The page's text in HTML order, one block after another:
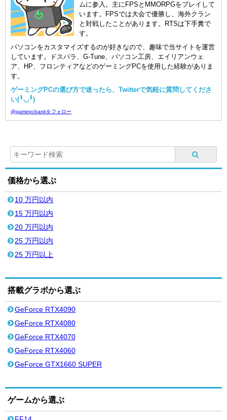
ムに参入。主にFPSとMMORPGをプレイして
います。FPSでは大会で優勝し、海外クラン
と対戦したことがあります。RTSは下手糞で
す。
パソコンをカスタマイズするのが好きなので、趣味で当サイトを運営
しています。ドスパラ、G-Tune、パソコン工房、エイリアンウェ
ア、HP、フロンティアなどのゲーミングPCを使用した経験がありま
す。
ゲーミングPCの選び方で迷ったら、Twitterで気軽に質問してくださ
い(╹◡╹)
@gamepcbankをフォロー
価格から選ぶ
10 万円以内
15 万円以内
20 万円以内
25 万円以内
25 万円以上
搭載グラボから選ぶ
GeForce RTX4090
GeForce RTX4080
GeForce RTX4070
GeForce RTX4060
GeForce GTX1660 SUPER
ゲームから選ぶ